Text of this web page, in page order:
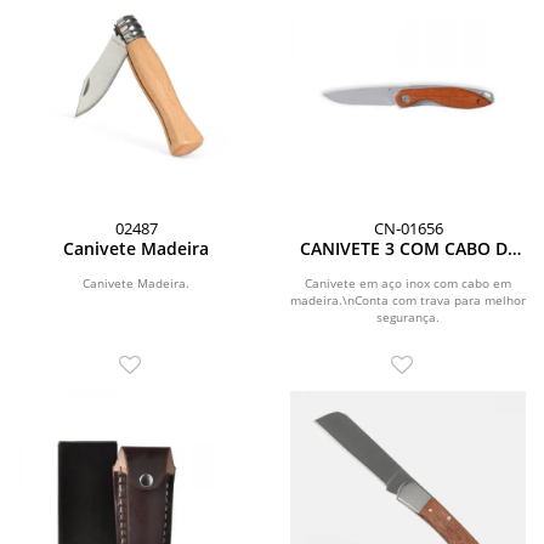
02487
Canivete Madeira
Canivete Madeira.
CN-01656
CANIVETE 3 COM CABO DE
Canivete em aço inox com cabo em
madeira.\nConta com trava para melhor
segurança.